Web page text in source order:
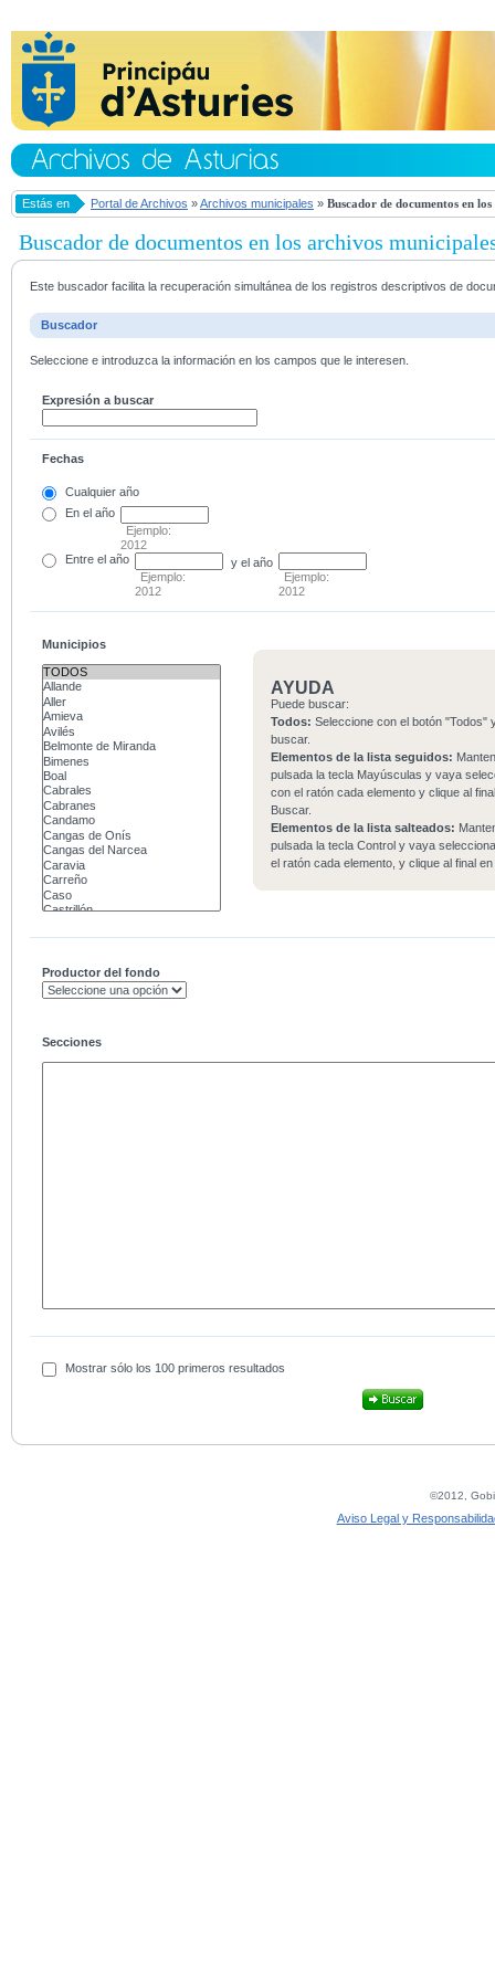
Estás en Portal de Archivos »Archivos municipales » Buscador de documentos en
Buscador de documentos en los archivos
Este buscador facilita la recuperación simultánea de los registros descriptivos de
Buscador
Seleccione e introduzca la información en los campos que le interesen.
Expresión a buscar
Fechas
Cualquier año
En el año
Ejemplo:
2012
Entre el año
Ejemplo:
2012
y el año
Ejemplo:
2012
Municipios
AYUDA
Puede buscar:
Todos: Seleccione con el botón "Todos"
buscar.
Elementos de la lista seguidos:
pulsada la tecla Mayúsculas y vaya
con el ratón cada elemento y clique al
Buscar.
Elementos de la lista salteados:
pulsada la tecla Control y vaya
el ratón cada elemento, y clique al final
Productor del fondo
Secciones
Mostrar sólo los 100 primeros resultados
©2012,
Aviso Legal y